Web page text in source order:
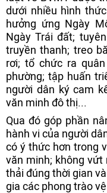
dưới nhiều hình
hưởng ứng Ngày
Ngày Trái đất;
truyền thanh; treo
rơi; tổ chức ra
phường; tập huấn
người dân ký cam
văn minh đô thị...
Qua đó góp phần
hành vi của người
có ý thức hơn trong
văn minh; không vứt
thải đúng thời gian
gia các phong trào